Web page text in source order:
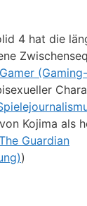
4 hat die
Kojima als
Guardian
)